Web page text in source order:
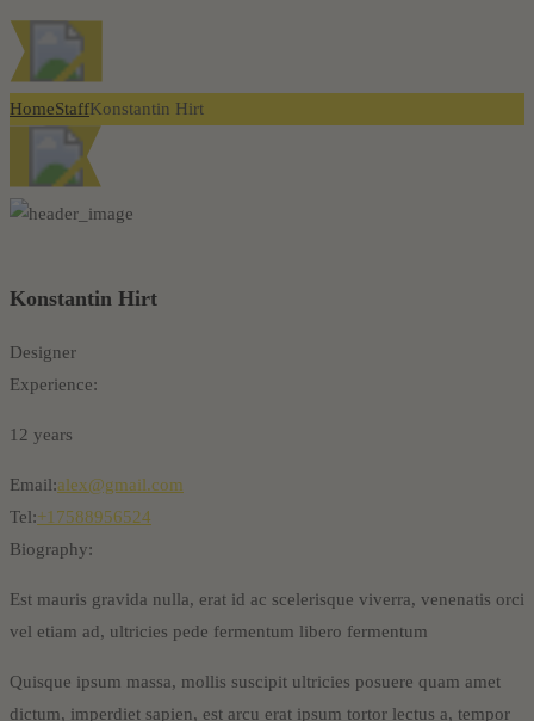
HomeStaffKonstantin Hirt
Konstantin Hirt
Designer
Experience:
12 years
Email:alex@gmail.com
Tel:+17588956524
Biography:
Est mauris gravida nulla, erat id ac scelerisque viverra, venenatis orci
vel etiam ad, ultricies pede fermentum libero fermentum
Quisque ipsum massa, mollis suscipit ultricies posuere quam amet
dictum, imperdiet sapien, est arcu erat ipsum tortor lectus a, tempor